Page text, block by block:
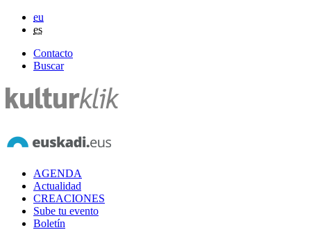
eu
es
Contacto
Buscar
AGENDA
Actualidad
CREACIONES
Sube tu evento
Boletín